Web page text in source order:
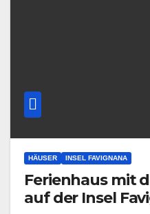
HÄUSER INSEL FAVIGNANA
Ferienhaus mit
auf der Insel